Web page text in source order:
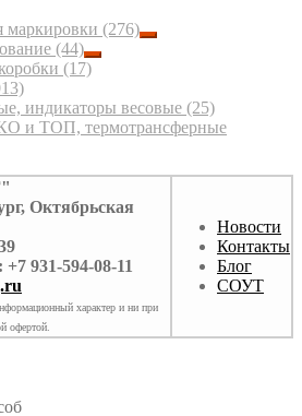
маркировки (276)
(44)
(17)
индикаторы весовые (25)
и ТОП, термотрансферные
Октябрьская
931-594-08-11
характер и ни при
офертой.
Новости
Контакты
Блог
СОУТ